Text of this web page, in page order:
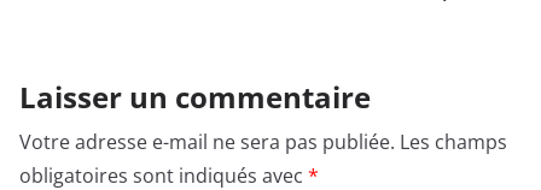
Laisser un commentaire
Votre adresse e-mail ne sera pas publiée. Les champs
obligatoires sont indiqués avec *